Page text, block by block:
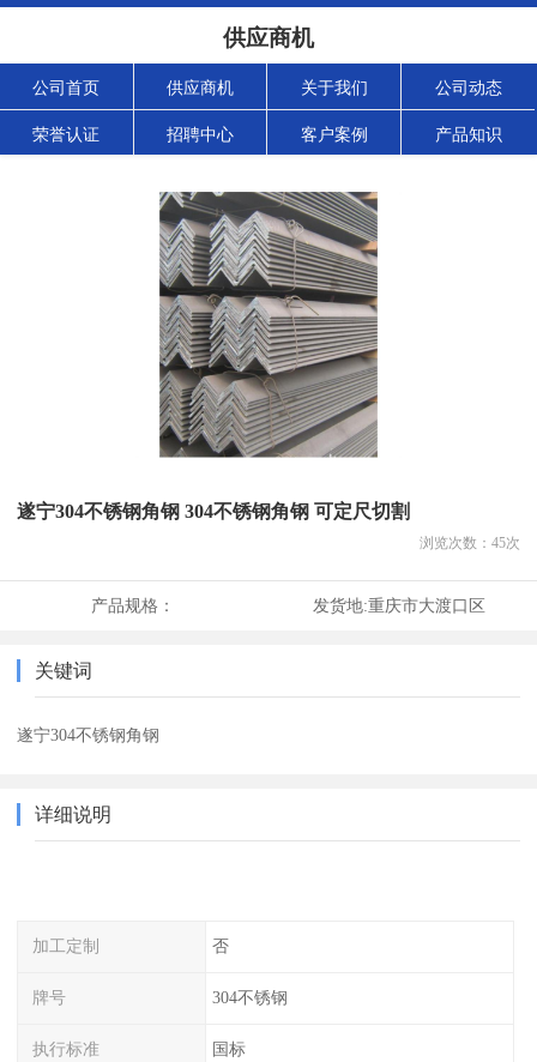
供应商机
公司首页 供应商机 关于我们 公司动态
荣誉认证 招聘中心 客户案例 产品知识
遂宁304不锈钢角钢 304不锈钢角钢 可定尺切割
浏览次数： 45次
产品规格： 发货地:重庆市大渡口区
关键词
遂宁304不锈钢角钢
详细说明
加工定制 否
牌号 304不锈钢
执行标准 国标